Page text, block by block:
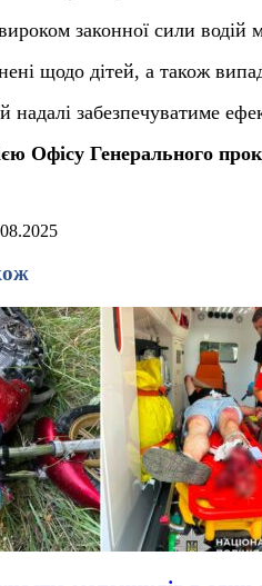
законної сили водій
щодо дітей, а також
надалі забезпечуватиме
Офісу Генерального